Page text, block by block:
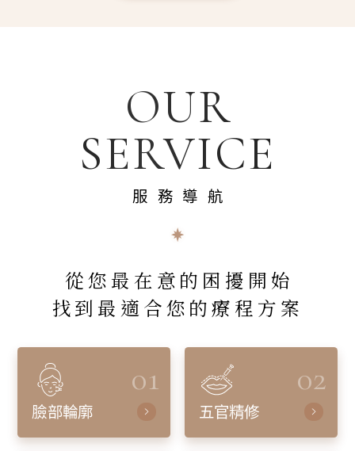
OUR
SERVICE
服務導航
從您最在意的困擾開始
找到最適合您的療程方案
01
臉部輪廓
02
五官精修